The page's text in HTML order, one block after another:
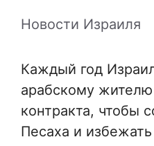
Новости Израиля
Каждый год
арабскому
контракта, чтобы
Песаха и